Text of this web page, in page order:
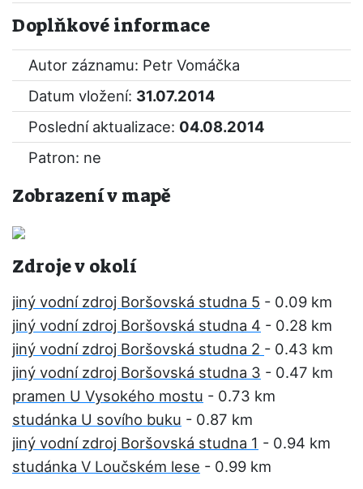
Doplňkové informace
Autor záznamu: Petr Vomáčka
Datum vložení: 31.07.2014
Poslední aktualizace: 04.08.2014
Patron: ne
Zobrazení v mapě
Zdroje v okolí
jiný vodní zdroj Boršovská studna 5 - 0.09 km
jiný vodní zdroj Boršovská studna 4 - 0.28 km
jiný vodní zdroj Boršovská studna 2 - 0.43 km
jiný vodní zdroj Boršovská studna 3 - 0.47 km
pramen U Vysokého mostu - 0.73 km
studánka U sovího buku - 0.87 km
jiný vodní zdroj Boršovská studna 1 - 0.94 km
studánka V Loučském lese - 0.99 km